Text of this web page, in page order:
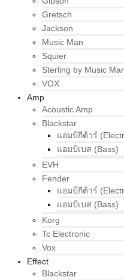
Gretsch
Jackson
Music Man
Squier
Sterling by Music
VOX
Amp
Acoustic Amp
Blackstar
แอมป์กีต้าร์
แอมป์เบส (Bass)
EVH
Fender
แอมป์กีต้าร์
แอมป์เบส (Bass)
Korg
Tc Electronic
Vox
Effect
Blackstar